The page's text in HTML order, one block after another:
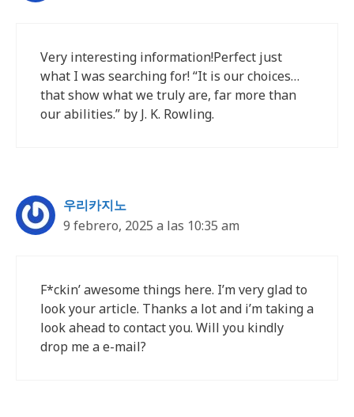
Very interesting information!Perfect just
what I was searching for! “It is our choices…
that show what we truly are, far more than
our abilities.” by J. K. Rowling.
우리카지노
9 febrero, 2025 a las 10:35 am
F*ckin’ awesome things here. I’m very glad to
look your article. Thanks a lot and i’m taking a
look ahead to contact you. Will you kindly
drop me a e-mail?